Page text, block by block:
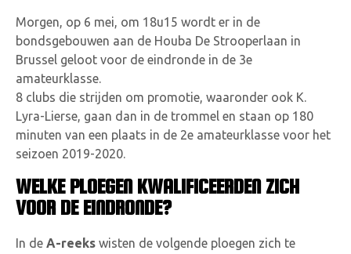
Morgen, op 6 mei, om 18u15 wordt er in de
bondsgebouwen aan de Houba De Strooperlaan in
Brussel geloot voor de eindronde in de 3e
amateurklasse.
8 clubs die strijden om promotie, waaronder ook K.
Lyra-Lierse, gaan dan in de trommel en staan op 180
minuten van een plaats in de 2e amateurklasse voor het
seizoen 2019-2020.
WELKE PLOEGEN KWALIFICEERDEN ZICH
VOOR DE EINDRONDE?
In de A-reeks wisten de volgende ploegen zich te